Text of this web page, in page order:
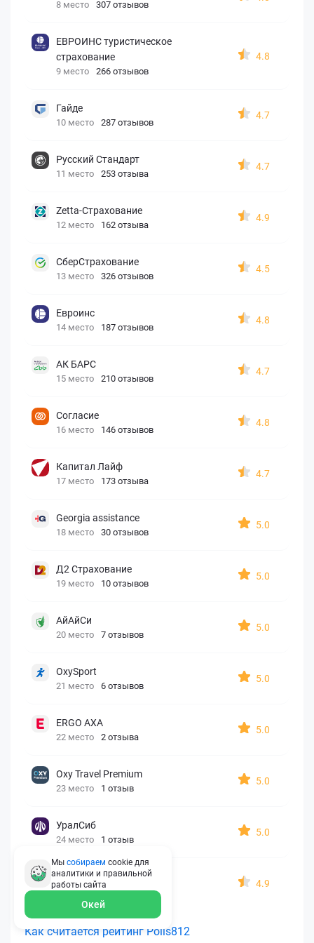
8 место 307 отзывов
ЕВРОИНС туристическое
страхование
9 место 266 отзывов
4.8
Гайде
10 место 287 отзывов
4.7
Русский Стандарт
11 место 253 отзыва
4.7
Zetta-Страхование
12 место 162 отзыва
4.9
СберСтрахование
13 место 326 отзывов
4.5
Евроинс
14 место 187 отзывов
4.8
АК БАРС
15 место 210 отзывов
4.7
Согласие
16 место 146 отзывов
4.8
Капитал Лайф
17 место 173 отзыва
4.7
Georgia assistance
18 место 30 отзывов
5.0
Д2 Страхование
19 место 10 отзывов
5.0
АйАйСи
20 место 7 отзывов
5.0
OxySport
21 место 6 отзывов
5.0
ERGO AXA
22 место 2 отзыва
5.0
Oxy Travel Premium
23 место 1 отзыв
5.0
УралСиб
24 место 1 отзыв
5.0
МАКС
25 место 15 отзывов
4.9
Как считается рейтинг Polis812
Мы собираем cookie для
аналитики и правильной
работы сайта
Окей